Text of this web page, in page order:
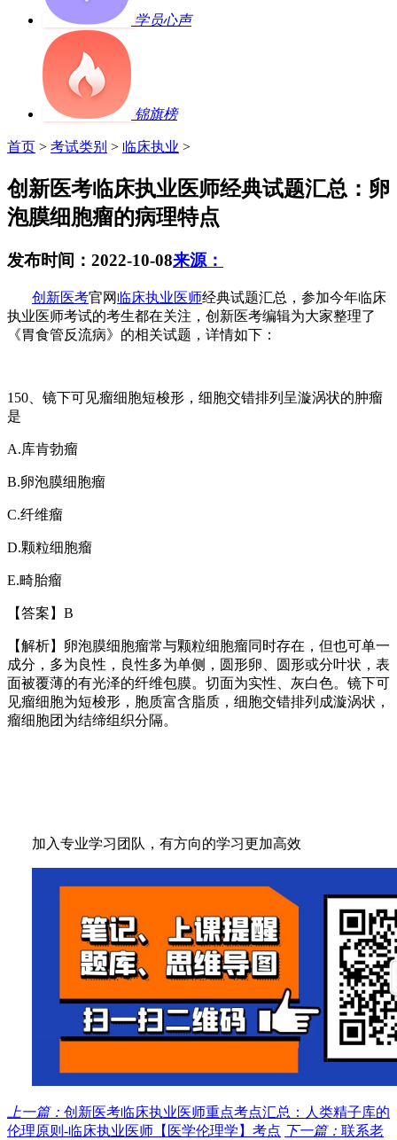
学员心声
锦旗榜
首页 > 考试类别 > 临床执业 >
创新医考临床执业医师经典试题汇总：卵
泡膜细胞瘤的病理特点
发布时间：2022-10-08来源：
创新医考官网 临床执业医师经典试题汇总，参加今年临床
执业医师考试的考生都在关注，创新医考编辑为大家整理了
《胃食管反流病》的相关试题，详情如下：
150 、镜下可见瘤细胞短梭形，细胞交错排列呈漩涡状的肿瘤
是
A.库肯勃瘤
B.卵泡膜细胞瘤
C.纤维瘤
D.颗粒细胞瘤
E.畸胎瘤
【答案】 B
【解析】卵泡膜细胞瘤常与颗粒细胞瘤同时存在，但也可单一
成分，多为良性，良性多为单侧，圆形卵、圆形或分叶状，表
面被覆薄的有光泽的纤维包膜。切面为实性、灰白色。镜下可
见瘤细胞为短梭形，胞质富含脂质，细胞交错排列成漩涡状，
瘤细胞团为结缔组织分隔。
加入专业学习团队，有方向的学习更加高效
上一篇： 创新医考临床执业医师重点考点汇总：人类精子库的
伦理原则-临床执业医师【医学伦理学】考点 下一篇： 联系老